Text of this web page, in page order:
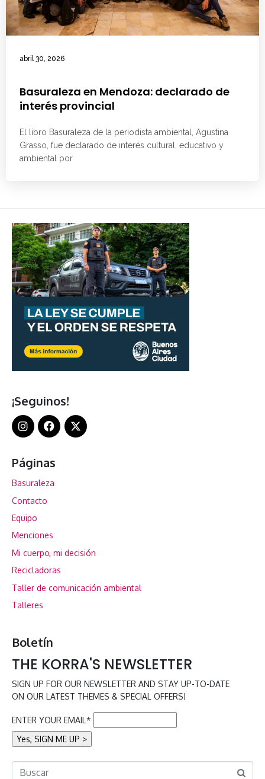
abril 30, 2026
Basuraleza en Mendoza: declarado de
interés provincial
El libro Basuraleza de la periodista ambiental, Agustina
Grasso, fue declarado de interés cultural, educativo y
ambiental por
¡Seguinos!
Páginas
Basuraleza
Contacto
Equipo
Menciones
Mi cuerpo, mi decisión
Recicladoras
Taller de comunicación ambiental
Talleres
Boletín
THE KORRA'S NEWSLETTER
SIGN UP FOR OUR NEWSLETTER AND STAY UP-TO-DATE
ON OUR LATEST THEMES & SPECIAL OFFERS!
ENTER YOUR EMAIL*